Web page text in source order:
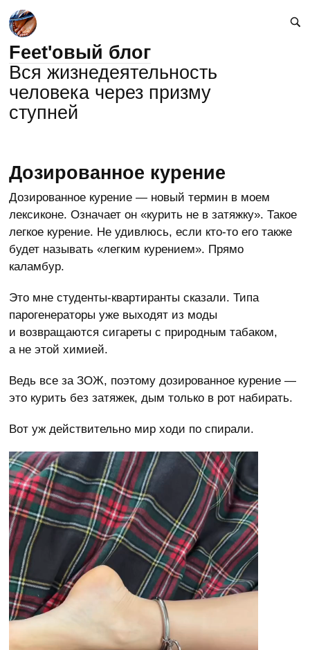
Feet'овый блог
Вся жизнедеятельность
человека через призму
ступней
Дозированное курение
Дозированное курение — новый термин в моем
лексиконе. Означает он «курить не в затяжку». Такое
легкое курение. Не удивлюсь, если кто-то его также
будет называть «легким курением». Прямо
каламбур.
Это мне студенты-квартиранты сказали. Типа
парогенераторы уже выходят из моды
и возвращаются сигареты с природным табаком,
а не этой химией.
Ведь все за ЗОЖ, поэтому дозированное курение —
это курить без затяжек, дым только в рот набирать.
Вот уж действительно мир ходи по спирали.